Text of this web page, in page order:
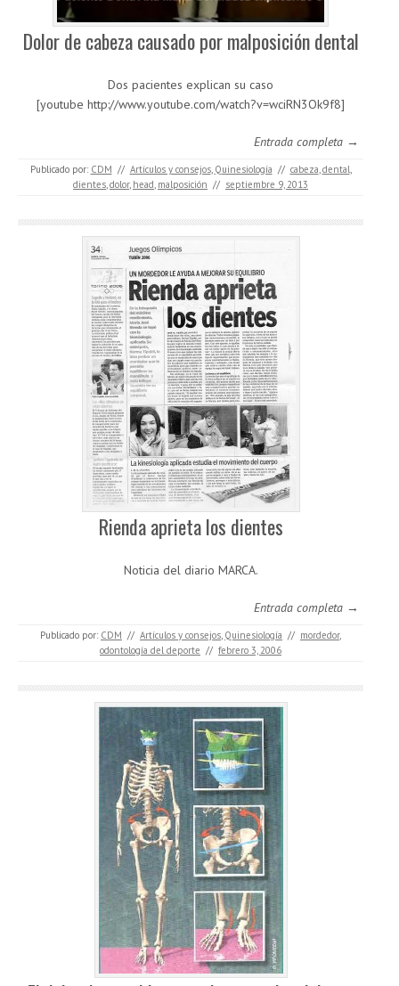
Dolor de cabeza causado por malposición dental
Dos pacientes explican su caso
[youtube http://www.youtube.com/watch?v=wciRN3Ok9f8]
Entrada completa →
Publicado por: CDM // Artículos y consejos, Quinesiología // cabeza,dental,
dientes,dolor, head, malposición // septiembre 9, 2013
Rienda aprieta los dientes
Noticia del diario MARCA.
Entrada completa →
Publicado por: CDM // Artículos y consejos, Quinesiología // mordedor,
odontología del deporte // febrero 3, 2006